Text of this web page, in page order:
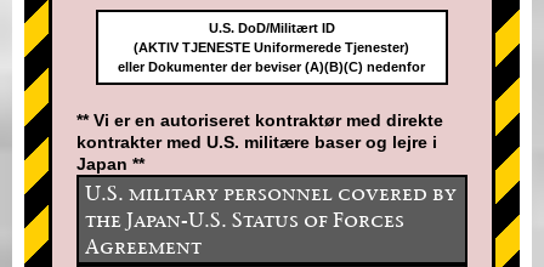
U.S. DoD/Militært ID
(AKTIV TJENESTE Uniformerede Tjenester)
eller Dokumenter der beviser (A)(B)(C) nedenfor
** Vi er en autoriseret kontraktør med direkte
kontrakter med U.S. militære baser og lejre i
Japan **
U.S. military personnel covered by
the Japan-U.S. Status of Forces
Agreement